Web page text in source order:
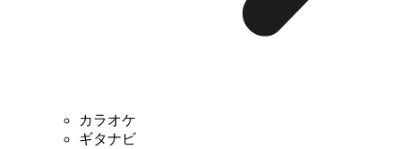
カラオケ
ギタナビ